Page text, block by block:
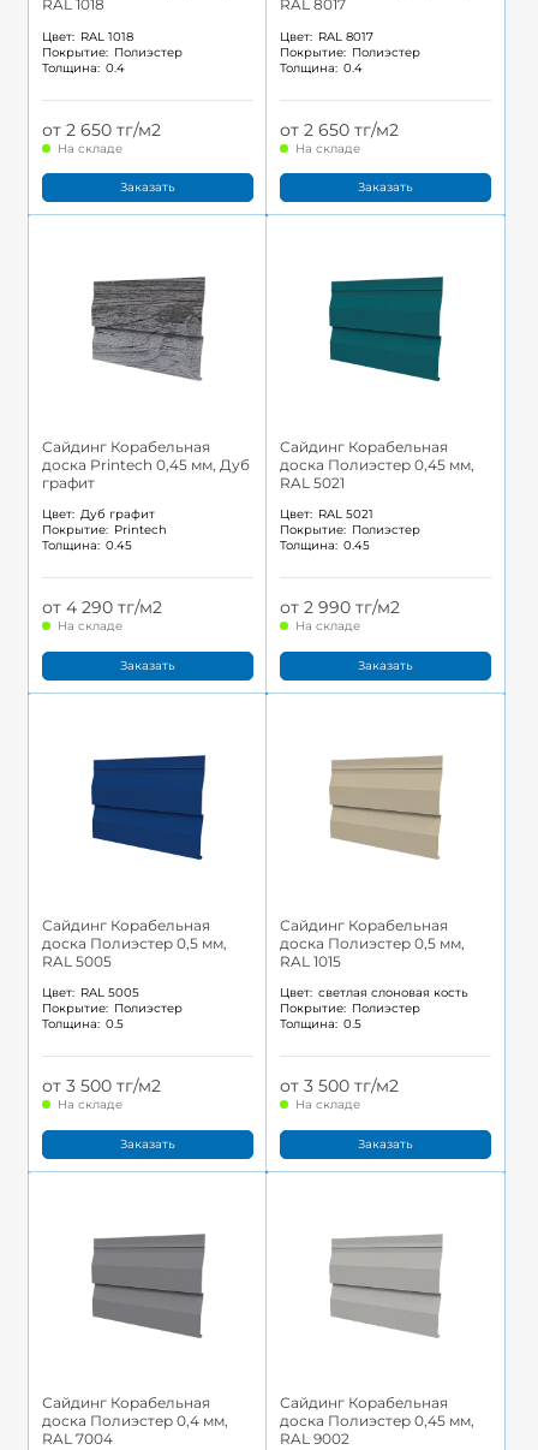
RAL 1018
Цвет: RAL 1018
Покрытие: Полиэстер
Толщина: 0.4
от 2 650 тг/м2
На складе
Заказать
RAL 8017
Цвет: RAL 8017
Покрытие: Полиэстер
Толщина: 0.4
от 2 650 тг/м2
На складе
Заказать
Сайдинг Корабельная
доска Printech 0,45 мм, Дуб
графит
Цвет: Дуб графит
Покрытие: Printech
Толщина: 0.45
от 4 290 тг/м2
На складе
Заказать
Сайдинг Корабельная
доска Полиэстер 0,45 мм,
RAL 5021
Цвет: RAL 5021
Покрытие: Полиэстер
Толщина: 0.45
от 2 990 тг/м2
На складе
Заказать
Сайдинг Корабельная
доска Полиэстер 0,5 мм,
RAL 5005
Цвет: RAL 5005
Покрытие: Полиэстер
Толщина: 0.5
от 3 500 тг/м2
На складе
Заказать
Сайдинг Корабельная
доска Полиэстер 0,5 мм,
RAL 1015
Цвет: светлая слоновая кость
Покрытие: Полиэстер
Толщина: 0.5
от 3 500 тг/м2
На складе
Заказать
Сайдинг Корабельная
доска Полиэстер 0,4 мм,
RAL 7004
Сайдинг Корабельная
доска Полиэстер 0,45 мм,
RAL 9002